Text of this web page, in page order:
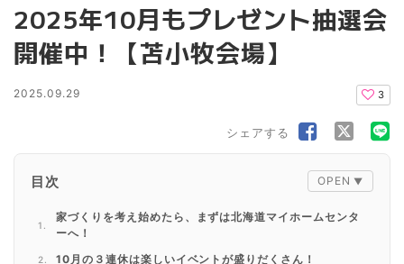
2025年10月もプレゼント抽選会
開催中！【苫小牧会場】
2025.09.29 3
シェアする
目次
家づくりを考え始めたら、まずは北海道マイホームセンタ
ーへ！
10月の３連休は楽しいイベントが盛りだくさん！